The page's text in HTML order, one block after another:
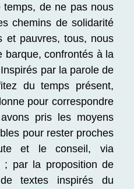
temps, de ne pas nous
chemins de solidarité
et pauvres, tous, nous
barque, confrontés à la
par la parole de
du temps présent,
pour correspondre
pris les moyens
pour rester proches
et le conseil, via
; par la proposition de
textes inspirés du